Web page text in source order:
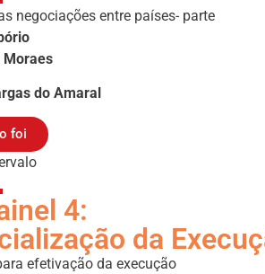
negociações entre países- parte
Moraes
do Amaral
foi
4:
da
efetivação da execução